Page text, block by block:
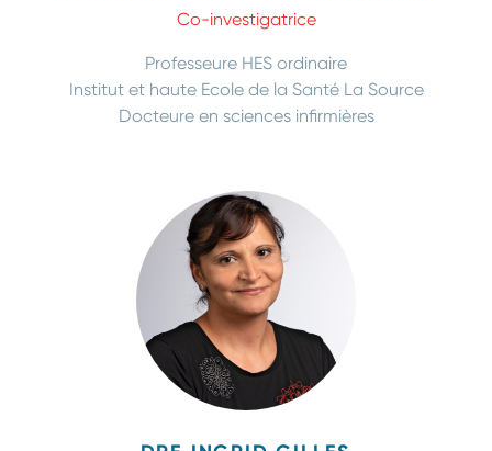
Co-investigatrice
Professeure HES ordinaire
Institut et haute Ecole de la Santé La Source
Docteure en sciences infirmières